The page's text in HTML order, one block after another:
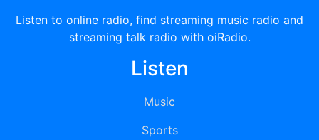
Listen to online radio, find streaming music radio and
streaming talk radio with oiRadio.
Listen
Music
Sports